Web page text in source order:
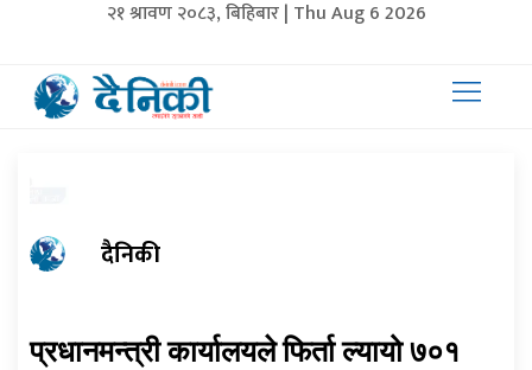
२१ श्रावण २०८३, बिहिबार | Thu Aug 6 2026
दैनिकी
प्रधानमन्त्री कार्यालयले फिर्ता ल्यायो ७०१